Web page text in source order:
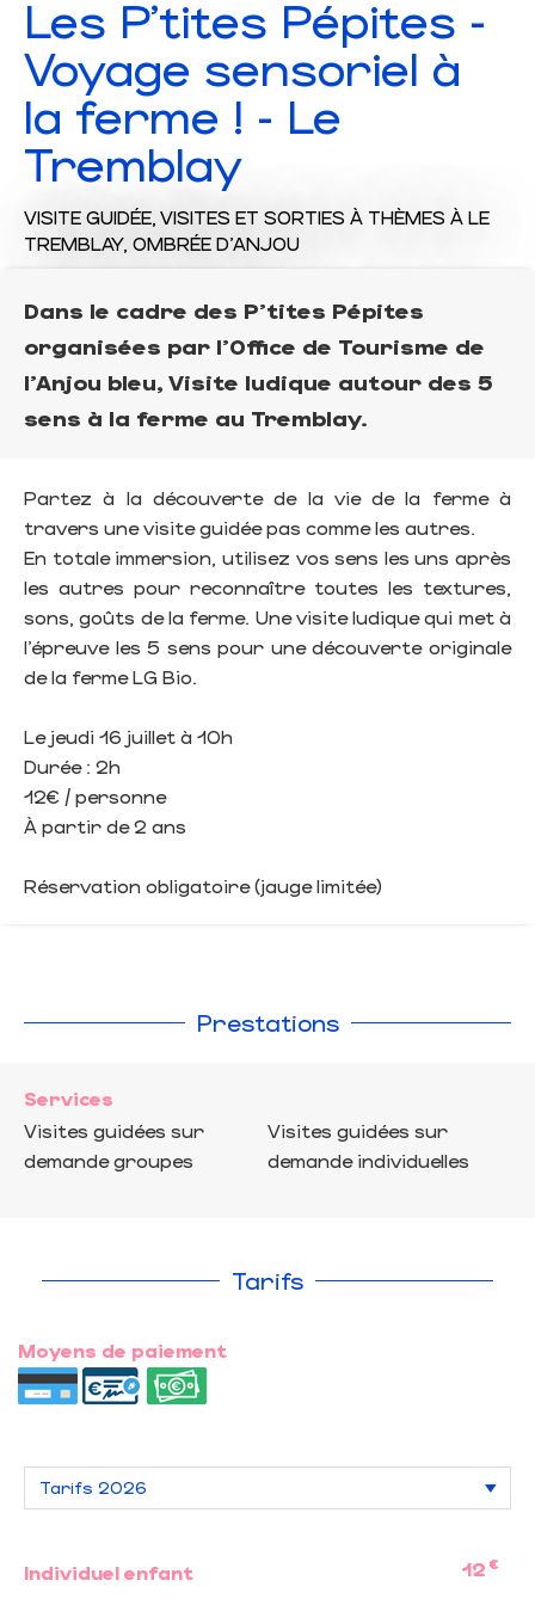
Les P'tites Pépites -
Voyage sensoriel à
la ferme ! - Le
Tremblay
VISITE GUIDÉE, VISITES ET SORTIES À THÈMES À LE
TREMBLAY, OMBRÉE D'ANJOU
Dans le cadre des P'tites Pépites
organisées par l'Office de Tourisme de
l'Anjou bleu, Visite ludique autour des 5
sens à la ferme au Tremblay.
Partez à la découverte de la vie de la ferme à
travers une visite guidée pas comme les autres.
En totale immersion, utilisez vos sens les uns après
les autres pour reconnaître toutes les textures,
sons, goûts de la ferme. Une visite ludique qui met à
l’épreuve les 5 sens pour une découverte originale
de la ferme LG Bio.
Le jeudi 16 juillet à 10h
Durée : 2h
12€ / personne
À partir de 2 ans
Réservation obligatoire (jauge limitée)
Prestations
Services
Visites guidées sur
demande groupes
Visites guidées sur
demande individuelles
Tarifs
Moyens de paiement
Individuel enfant 12 €